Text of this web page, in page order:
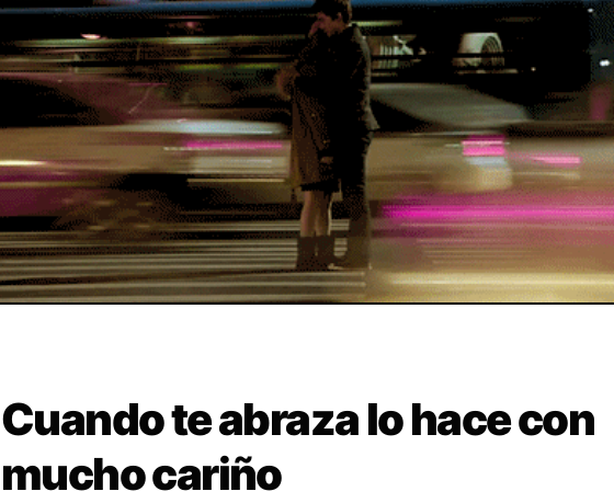
Cuando te abraza lo hace con
mucho cariño